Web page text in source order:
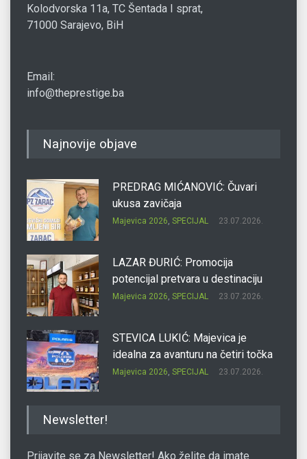
Kolodvorska 11a, TC Šentada I sprat,
71000 Sarajevo, BiH
Email:
info@theprestige.ba
Najnovije objave
PREDRAG MIĆANOVIĆ: Čuvari
ukusa zavičaja
Majevica 2026, SPECIJAL 23.07.2026.
LAZAR ĐURIĆ: Promocija
potencijal pretvara u destinaciju
Majevica 2026, SPECIJAL 23.07.2026.
STEVICA LUKIĆ: Majevica je
idealna za avanturu na četiri točka
Majevica 2026, SPECIJAL 23.07.2026.
Newsletter!
Prijavite se za Newsletter! Ako želite da imate